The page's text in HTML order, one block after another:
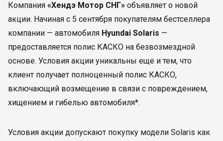
Компания «Хендэ Мотор СНГ» объявляет о новой
акции. Начиная с 5 сентября покупателям бестселлера
компании — автомобиля Hyundai Solaris —
предоставляется полис КАСКО на безвозмездной
основе. Условия акции уникальны еще и тем, что
клиент получает полноценный полис КАСКО,
включающий возмещение в связи с повреждением,
хищением и гибелью автомобиля*.
Условия акции допускают покупку модели Solaris как